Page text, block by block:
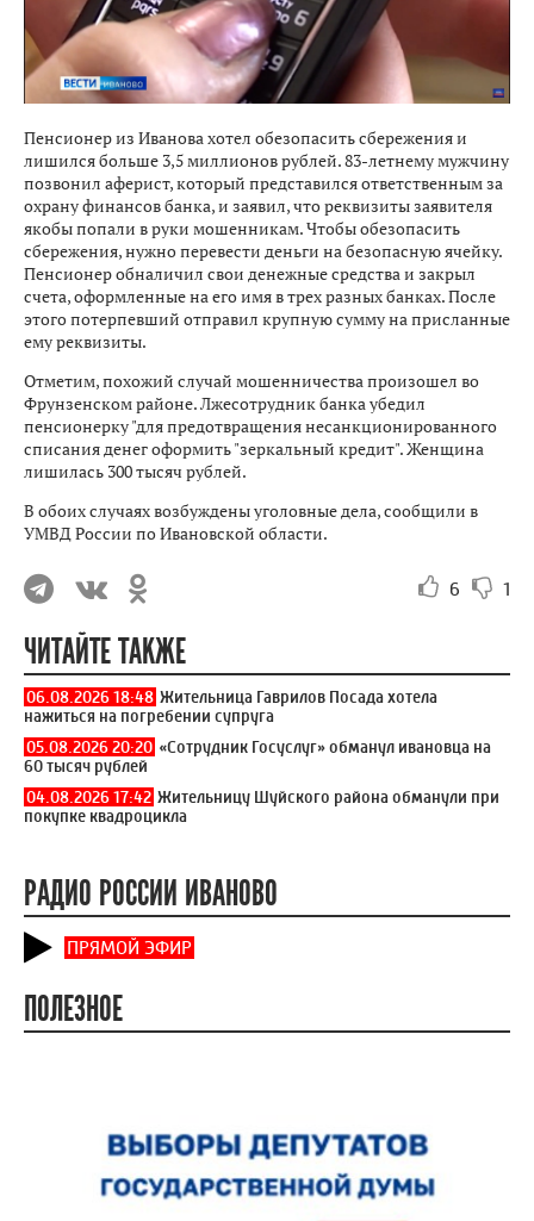
Пенсионер из Иванова хотел обезопасить сбережения и
лишился больше 3,5 миллионов рублей. 83-летнему мужчину
позвонил аферист, который представился ответственным за
охрану финансов банка, и заявил, что реквизиты заявителя
якобы попали в руки мошенникам. Чтобы обезопасить
сбережения, нужно перевести деньги на безопасную ячейку.
Пенсионер обналичил свои денежные средства и закрыл
счета, оформленные на его имя в трех разных банках. После
этого потерпевший отправил крупную сумму на присланные
ему реквизиты.
Отметим, похожий случай мошенничества произошел во
Фрунзенском районе. Лжесотрудник банка убедил
пенсионерку "для предотвращения несанкционированного
списания денег оформить "зеркальный кредит". Женщина
лишилась 300 тысяч рублей.
В обоих случаях возбуждены уголовные дела, сообщили в
УМВД России по Ивановской области.
6 1
ЧИТАЙТЕ ТАКЖЕ
06.08.2026 18:48 Жительница Гаврилов Посада хотела
нажиться на погребении супруга
05.08.2026 20:20 «Сотрудник Госуслуг» обманул ивановца на
60 тысяч рублей
04.08.2026 17:42 Жительницу Шуйского района обманули при
покупке квадроцикла
РАДИО РОССИИ ИВАНОВО
ПРЯМОЙ ЭФИР
ПОЛЕЗНОЕ